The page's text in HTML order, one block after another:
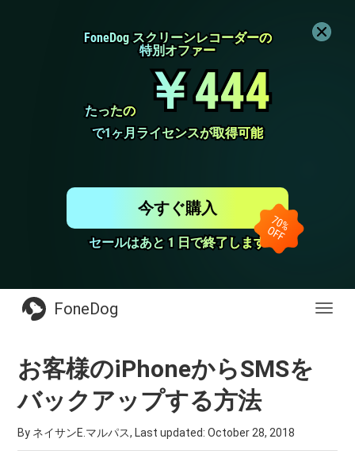
FoneDog スクリーンレコーダーの
FoneDog スクリーンレコーダーの
特別オファー
特別オファー
たったの
たったの ￥444
￥444
で1ヶ月ライセンスが取得可能
で1ヶ月ライセンスが取得可能
セールはあと 1 日で終了します
セールはあと 1 日で終了します
今すぐ購入
FoneDog
お客様のiPhoneからSMSを
バックアップする方法
By ネイサンE.マルパス, Last updated:October 28, 2018